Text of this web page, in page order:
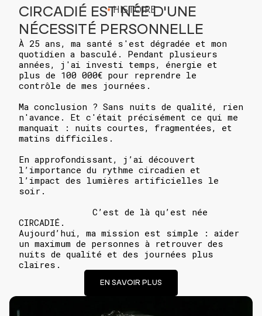
•HISTOIRE
CIRCADIÉ EST NÉE D'UNE
NÉCESSITÉ PERSONNELLE
À 25 ans, ma santé s'est dégradée et mon
quotidien a basculé. Pendant plusieurs
années, j'ai investi temps, énergie et
plus de 100 000€ pour reprendre le
contrôle de mes journées.
Ma conclusion ? Sans nuits de qualité, rien
n'avance. Et c'était précisément ce qui me
manquait : nuits courtes, fragmentées, et
matins difficiles.
En approfondissant, j’ai découvert
l’importance du rythme circadien et
l’impact des lumières artificielles le
soir.
C’est de là qu’est née
CIRCADIÉ.
Aujourd’hui, ma mission est simple : aider
un maximum de personnes à retrouver des
nuits de qualité et des journées plus
claires.
EN SAVOIR PLUS